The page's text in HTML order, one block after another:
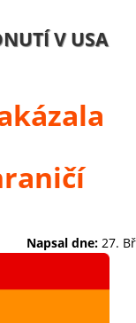
V USA
Napsal dne: 27.